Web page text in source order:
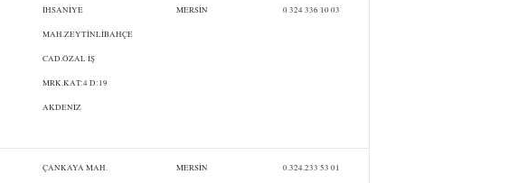
İHSANİYE
MAH.ZEYTİNLİBAHÇE
CAD.ÖZAL İŞ
MRK.KAT:4 D:19
AKDENİZ
MERSİN 0 324 336 10 03
ÇANKAYA MAH. MERSİN 0.324.233 53 01